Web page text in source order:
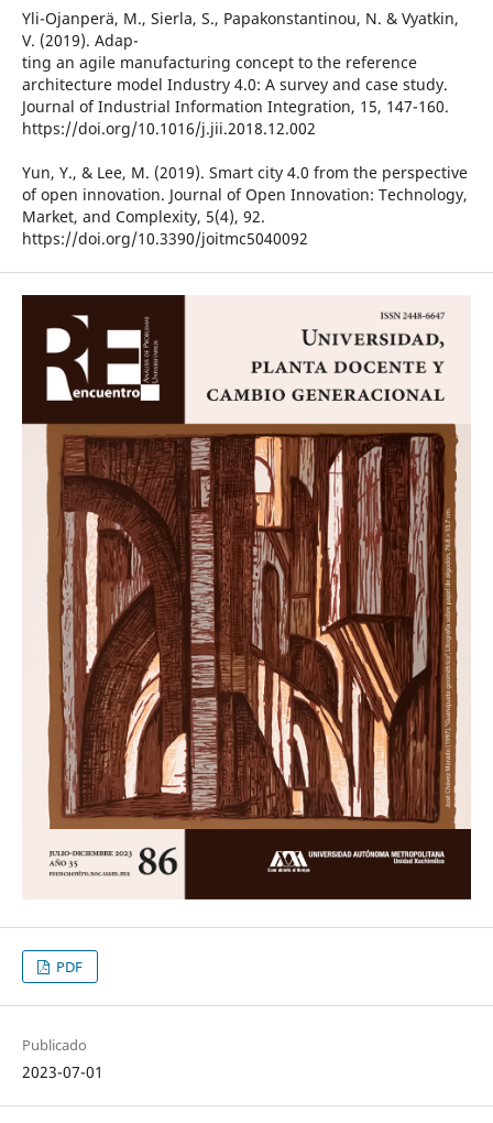
Yli-Ojanperä, M., Sierla, S., Papakonstantinou, N. & Vyatkin,
V. (2019). Adap-
ting an agile manufacturing concept to the reference
architecture model Industry 4.0: A survey and case study.
Journal of Industrial Information Integration, 15, 147-160.
https://doi.org/10.1016/j.jii.2018.12.002
Yun, Y., & Lee, M. (2019). Smart city 4.0 from the perspective
of open innovation. Journal of Open Innovation: Technology,
Market, and Complexity, 5(4), 92.
https://doi.org/10.3390/joitmc5040092
PDF
Publicado
2023-07-01